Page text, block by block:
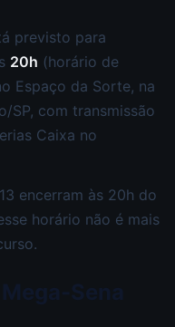
previsto para
20h (horário de
Espaço da Sorte, na
SP, com transmissão
Caixa no
encerram às 20h do
horário não é mais